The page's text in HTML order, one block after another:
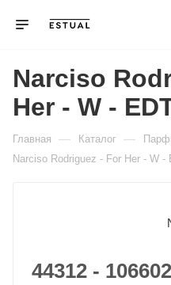
Narciso
Her - W -
Главная — Каталог —
Narciso Rodriguez - For Her - W -
44312 -